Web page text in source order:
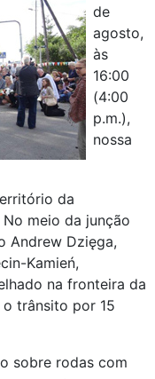
de
agosto,
às
16:00
(4:00
p.m.),
nossa
da
meio da junção
Andrew Dzięga,
Kamień,
na fronteira da
trânsito por 15
sobre rodas com